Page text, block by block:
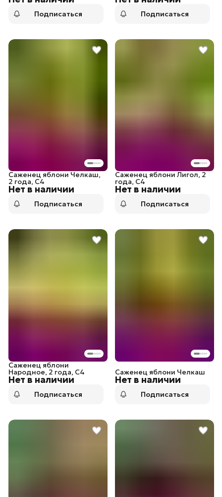
Подписаться Подписаться
Нет в наличии
Саженец яблони Челкаш,
2 года, С4
Подписаться
Нет в наличии
Саженец яблони Лигол, 2
года, С4
Подписаться
Нет в наличии
Саженец яблони
Народное, 2 года, С4
Подписаться
Нет в наличии
Саженец яблони Челкаш
Подписаться